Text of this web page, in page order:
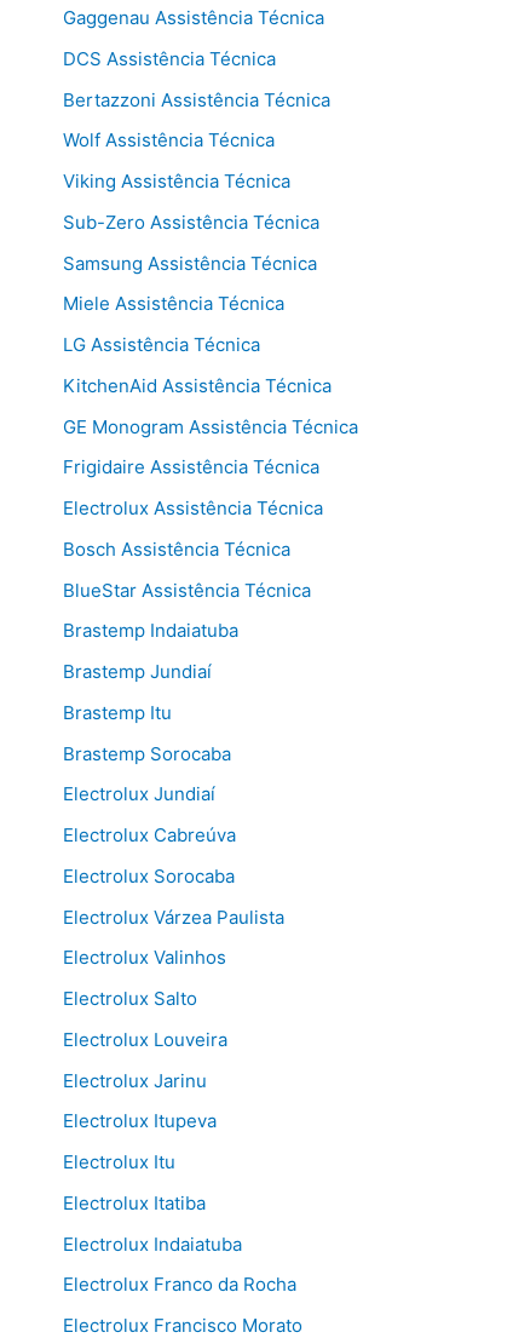
Gaggenau Assistência Técnica
DCS Assistência Técnica
Bertazzoni Assistência Técnica
Wolf Assistência Técnica
Viking Assistência Técnica
Sub-Zero Assistência Técnica
Samsung Assistência Técnica
Miele Assistência Técnica
LG Assistência Técnica
KitchenAid Assistência Técnica
GE Monogram Assistência Técnica
Frigidaire Assistência Técnica
Electrolux Assistência Técnica
Bosch Assistência Técnica
BlueStar Assistência Técnica
Brastemp Indaiatuba
Brastemp Jundiaí
Brastemp Itu
Brastemp Sorocaba
Electrolux Jundiaí
Electrolux Cabreúva
Electrolux Sorocaba
Electrolux Várzea Paulista
Electrolux Valinhos
Electrolux Salto
Electrolux Louveira
Electrolux Jarinu
Electrolux Itupeva
Electrolux Itu
Electrolux Itatiba
Electrolux Indaiatuba
Electrolux Franco da Rocha
Electrolux Francisco Morato